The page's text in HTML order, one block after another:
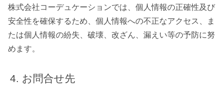
株式会社コーデュケーションでは、個人情報の正確性及び
安全性を確保するため、個人情報への不正なアクセス、ま
たは個人情報の紛失、破壊、改ざん、漏えい等の予防に努
めます。
お問合せ先